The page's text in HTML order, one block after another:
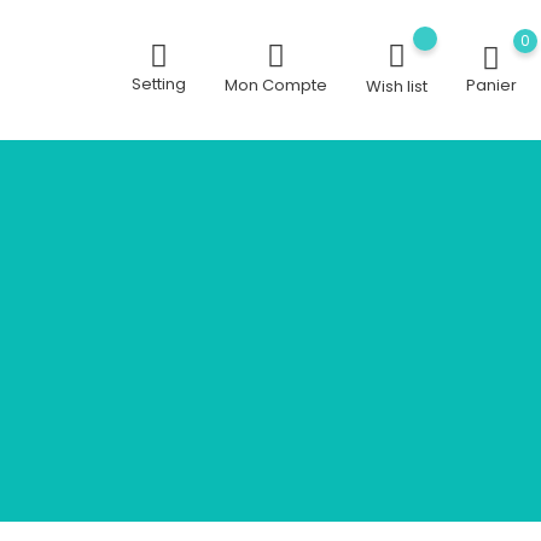
Setting Mon Compte Wish list
0
Panier